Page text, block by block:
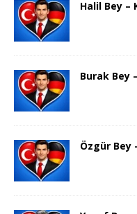
Halil Bey –
Burak Bey
Özgür Bey